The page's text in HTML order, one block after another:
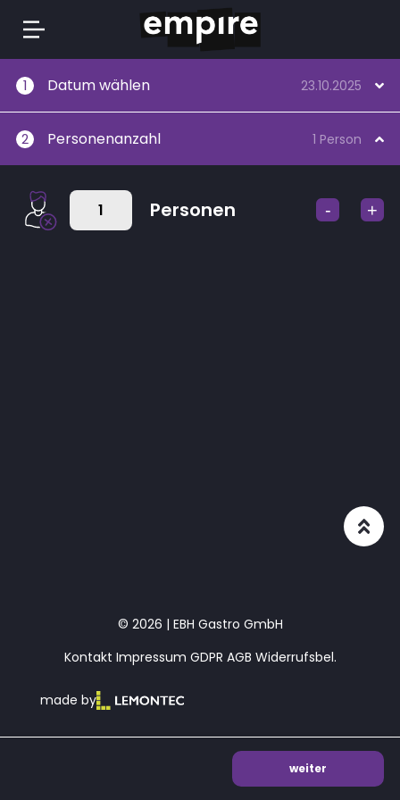
zum1 Datum wählen 23.10.2025
2 Personenanzahl 1 Person
Personen
weiter
© 2026 | EBH Gastro GmbH
Kontakt Impressum GDPR AGB Widerrufsbel.
made by